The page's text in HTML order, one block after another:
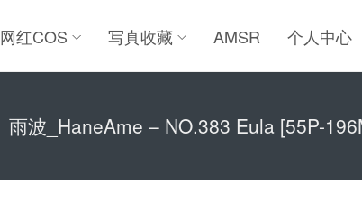
网红COS 写真收藏 AMSR 个人中心
雨波_HaneAme – NO.383 Eula [55P-